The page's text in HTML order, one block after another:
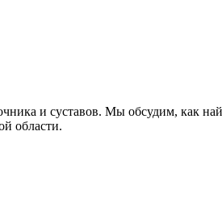
и суставов. Мы обсудим, как
области.